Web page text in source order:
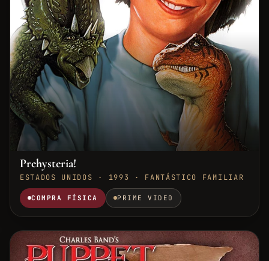
Prehysteria!
ESTADOS UNIDOS · 1993 · FANTÁSTICO FAMILIAR
COMPRA FÍSICA PRIME VIDEO